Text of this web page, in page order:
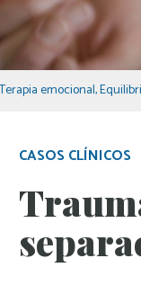
Terapia emocional,
CASOS CLÍNICOS